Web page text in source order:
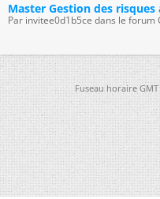
Master Gestion des
Par invitee0d1b5ce dans le
Fuseau horaire